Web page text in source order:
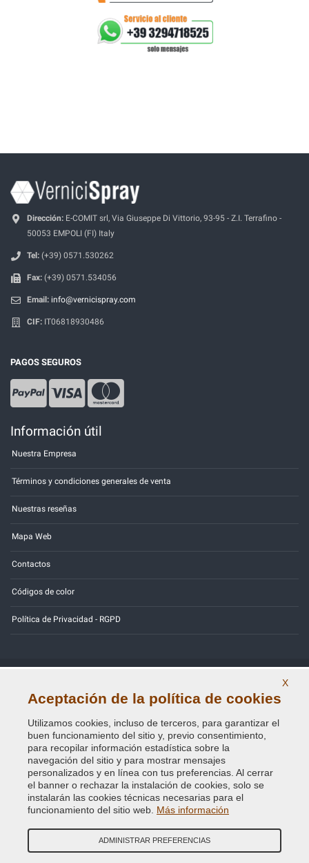
Dirección: E-COMIT srl, Via Giuseppe Di Vittorio, 93-95 - Z.I. Terrafino -
50053 EMPOLI (FI) Italy
Tel: (+39) 0571.530262
Fax: (+39) 0571.534056
Email: info@vernicispray.com
CIF: IT06818930486
PAGOS SEGUROS
Información útil
Nuestra Empresa
Términos y condiciones generales de venta
Nuestras reseñas
Mapa Web
Contactos
Códigos de color
Política de Privacidad - RGPD
Visitantes En Línea: 350
Credits:
SÍguenos en nuestras redes sociales
X
Aceptación de la política de cookies
Utilizamos cookies, incluso de terceros, para garantizar el
buen funcionamiento del sitio y, previo consentimiento,
para recopilar información estadística sobre la
navegación del sitio y para mostrar mensajes
personalizados y en línea con tus preferencias. Al cerrar
el banner o rechazar la instalación de cookies, solo se
instalarán las cookies técnicas necesarias para el
funcionamiento del sitio web. Más información
ADMINISTRAR PREFERENCIAS